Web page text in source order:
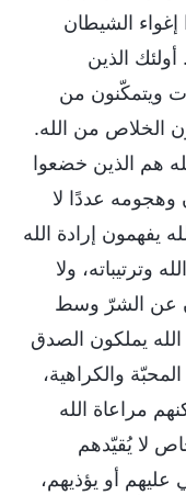
إغواء الشيطان
الذين
ويتمكّنون من
الخلاص من الله.
هم الذين خضعوا
وهجومه عددًا لا
يفهمون إرادة الله
وترتيباته، ولا
عن الشرّ وسط
يملكون الصدق
والكراهية،
مراعاة الله
لا يُقيّدهم
أو يؤذيهم،